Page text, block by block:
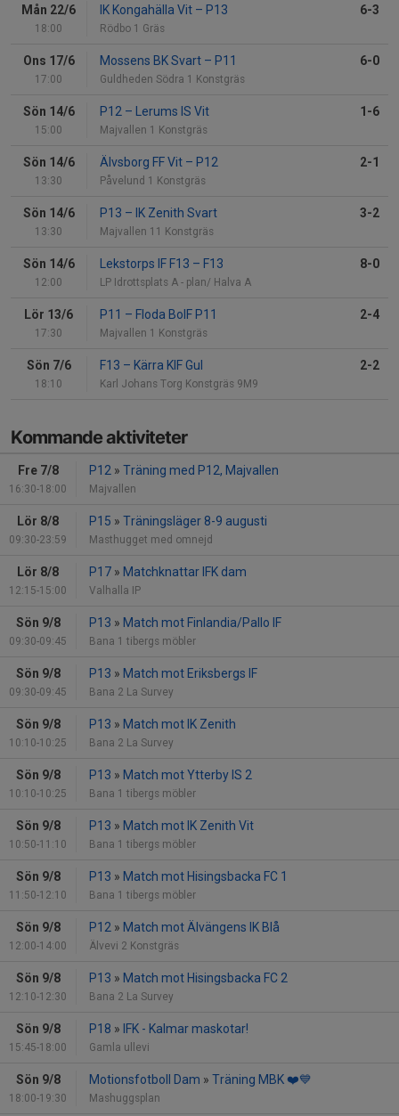
Mån 22/6
18:00
IK Kongahälla Vit – P13
Rödbo 1 Gräs
6-3
Ons 17/6
17:00
Mossens BK Svart – P11
Guldheden Södra 1 Konstgräs
6-0
Sön 14/6
15:00
P12 – Lerums IS Vit
Majvallen 1 Konstgräs
1-6
Sön 14/6
13:30
Älvsborg FF Vit – P12
Påvelund 1 Konstgräs
2-1
Sön 14/6
13:30
P13 – IK Zenith Svart
Majvallen 11 Konstgräs
3-2
Sön 14/6
12:00
Lekstorps IF F13 – F13
LP Idrottsplats A - plan/ Halva A
8-0
Lör 13/6
17:30
P11 – Floda BoIF P11
Majvallen 1 Konstgräs
2-4
Sön 7/6
18:10
F13 – Kärra KIF Gul
Karl Johans Torg Konstgräs 9M9
2-2
Kommande aktiviteter
Fre 7/8
16:30-18:00
P12 » Träning med P12, Majvallen
Majvallen
Lör 8/8
09:30-23:59
P15 » Träningsläger 8-9 augusti
Masthugget med omnejd
Lör 8/8
12:15-15:00
P17 » Matchknattar IFK dam
Valhalla IP
Sön 9/8
09:30-09:45
P13 » Match mot Finlandia/Pallo IF
Bana 1 tibergs möbler
Sön 9/8
09:30-09:45
P13 » Match mot Eriksbergs IF
Bana 2 La Survey
Sön 9/8
10:10-10:25
P13 » Match mot IK Zenith
Bana 2 La Survey
Sön 9/8
10:10-10:25
P13 » Match mot Ytterby IS 2
Bana 1 tibergs möbler
Sön 9/8
10:50-11:10
P13 » Match mot IK Zenith Vit
Bana 1 tibergs möbler
Sön 9/8
11:50-12:10
P13 » Match mot Hisingsbacka FC 1
Bana 1 tibergs möbler
Sön 9/8
12:00-14:00
P12 » Match mot Älvängens IK Blå
Älvevi 2 Konstgräs
Sön 9/8
12:10-12:30
P13 » Match mot Hisingsbacka FC 2
Bana 2 La Survey
Sön 9/8
15:45-18:00
P18 » IFK - Kalmar maskotar!
Gamla ullevi
Sön 9/8
18:00-19:30
Motionsfotboll Dam » Träning MBK ❤️💙
Mashuggsplan